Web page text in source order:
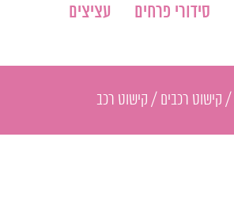
סידורי פרחים
עציצים
/ קישוט רכבים / קישוט רכב